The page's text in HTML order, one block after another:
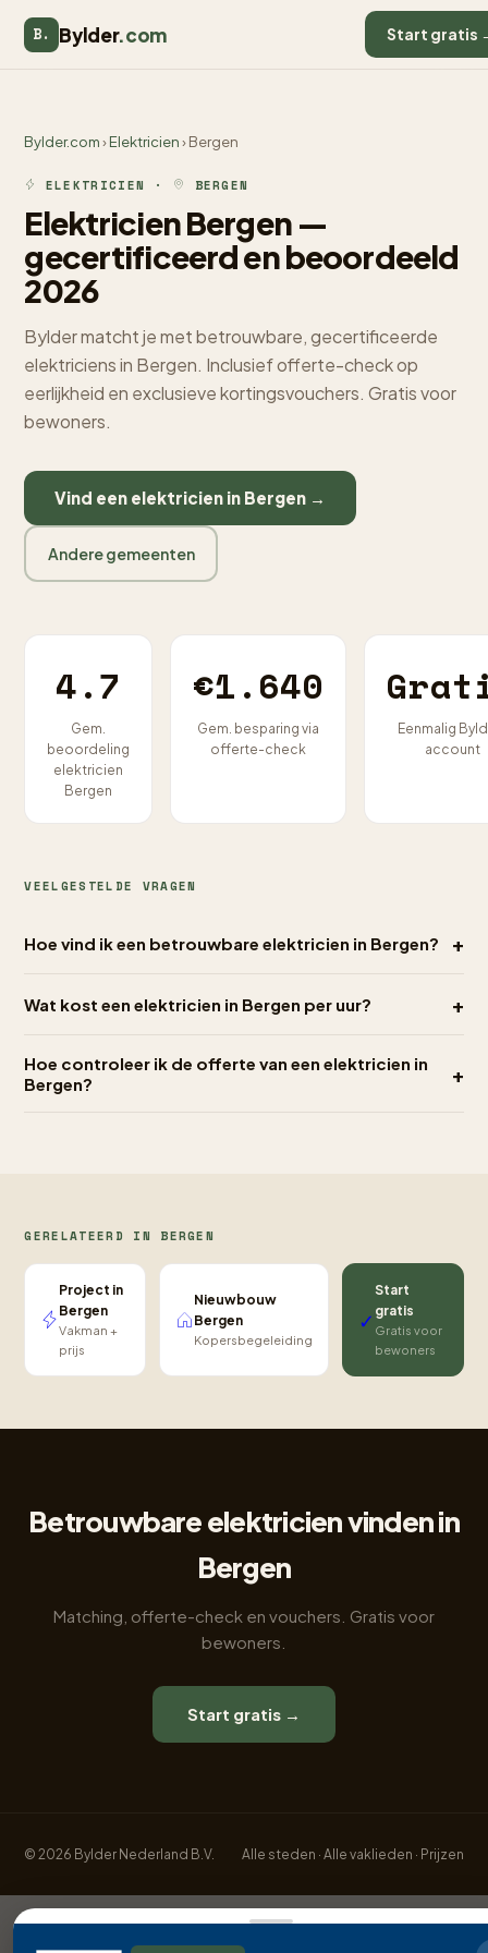
B. Bylder.com Start gratis
Bylder.com›Elektricien› Bergen
ELEKTRICIEN · BERGEN
Elektricien Bergen —
gecertificeerd en beoordeeld
2026
Bylder matcht je met betrouwbare, gecertificeerde
elektriciens in Bergen. Inclusief offerte-check op
eerlijkheid en exclusieve kortingsvouchers. Gratis voor
bewoners.
Vind een elektricien in Bergen →
Andere gemeenten
4.7
Gem.
beoordeling
elektricien
Bergen
€1.640
Gem. besparing via
offerte-check
Eenmalig
account
VEELGESTELDE VRAGEN
Hoe vind ik een betrouwbare elektricien in Bergen? +
Wat kost een elektricien in Bergen per uur? +
Hoe controleer ik de offerte van een elektricien in
Bergen?
+
GERELATEERD IN BERGEN
Project in
Bergen
Vakman +
prijs
Nieuwbouw
Bergen
Kopersbegeleiding
✓
Start
gratis
Gratis voor
bewoners
Betrouwbare elektricien vinden in
Bergen
Matching, offerte-check en vouchers. Gratis voor
bewoners.
Start gratis →
© 2026 Bylder Nederland B.V. Alle steden · Alle vaklieden · Prijzen